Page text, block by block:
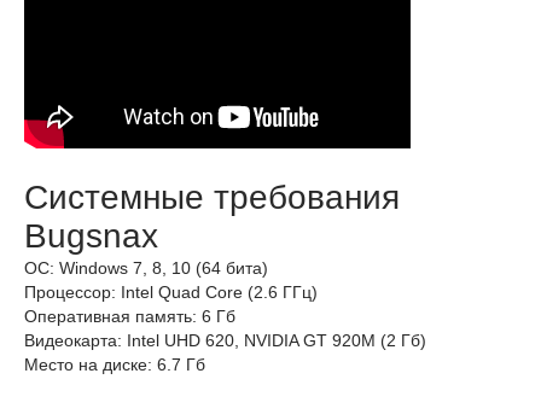
Системные требования
Bugsnax
ОС: Windows 7, 8, 10 (64 бита)
Процессор: Intel Quad Core (2.6 ГГц)
Оперативная память: 6 Гб
Видеокарта: Intel UHD 620, NVIDIA GT 920M (2 Гб)
Место на диске: 6.7 Гб